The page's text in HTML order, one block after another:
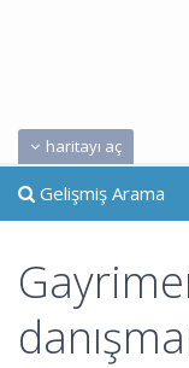
haritayı aç
Gelişmiş Arama